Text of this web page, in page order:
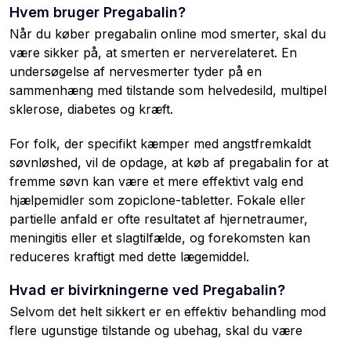
Hvem bruger Pregabalin?
Når du køber pregabalin online mod smerter, skal du
være sikker på, at smerten er nerverelateret. En
undersøgelse af nervesmerter tyder på en
sammenhæng med tilstande som helvedesild, multipel
sklerose, diabetes og kræft.
For folk, der specifikt kæmper med angstfremkaldt
søvnløshed, vil de opdage, at køb af pregabalin for at
fremme søvn kan være et mere effektivt valg end
hjælpemidler som zopiclone-tabletter. Fokale eller
partielle anfald er ofte resultatet af hjernetraumer,
meningitis eller et slagtilfælde, og forekomsten kan
reduceres kraftigt med dette lægemiddel.
Hvad er bivirkningerne ved Pregabalin?
Selvom det helt sikkert er en effektiv behandling mod
flere ugunstige tilstande og ubehag, skal du være